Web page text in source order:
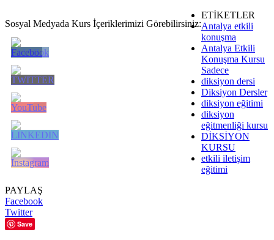
Sosyal Medyada Kurs İçeriklerimizi Görebilirsiniz:
ETİKETLER
Antalya etkili
konuşma
Antalya Etkili
Konuşma Kursu
Sadece
diksiyon dersi
Diksiyon Dersler
diksiyon eğitimi
diksiyon
eğitmenliği kursu
DİKSİYON
KURSU
etkili iletişim
eğitimi
PAYLAŞ
Facebook
Twitter
Save